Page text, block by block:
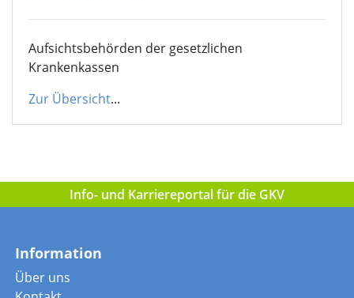
Aufsichtsbehörden der gesetzlichen
Krankenkassen
Zur Übersicht...
Info- und Karriereportal für die GKV
Information
Über uns